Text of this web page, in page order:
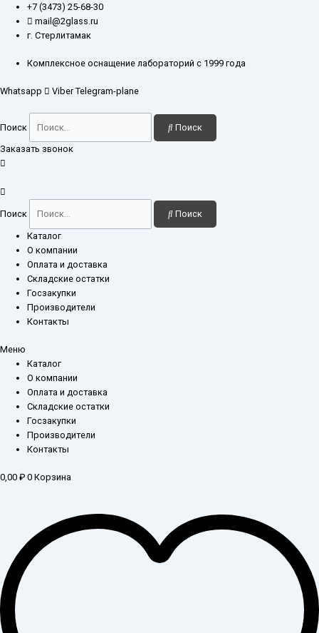
Перейти
содержимому
+7 (3473) 25-68-30
mail@2glass.ru
г. Стерлитамак
Комплексное оснащение лабораторий с 1999 года
Whatsapp Viber Telegram-plane
Поиск Поиск
Заказать звонок
Поиск Поиск
Каталог
О компании
Оплата и доставка
Складские остатки
Госзакупки
Производители
Контакты
Меню
Каталог
О компании
Оплата и доставка
Складские остатки
Госзакупки
Производители
Контакты
0,00 ₽ 0 Корзина
Количество
товара
Ловушка
роторного
250
керн